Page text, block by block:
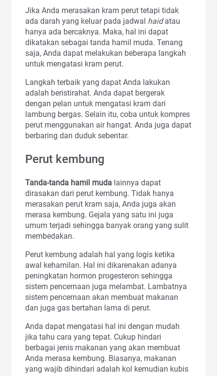
Jika Anda merasakan kram perut tetapi tidak
ada darah yang keluar pada jadwal haidatau
hanya ada bercaknya. Maka, hal ini dapat
dikatakan sebagai tanda hamil muda. Tenang
saja, Anda dapat melakukan beberapa langkah
untuk mengatasi kram perut.
Langkah terbaik yang dapat Anda lakukan
adalah beristirahat. Anda dapat bergerak
dengan pelan untuk mengatasi kram dari
lambung bergas. Selain itu, coba untuk kompres
perut menggunakan air hangat. Anda juga dapat
berbaring dan duduk sebentar.
Perut kembung
Tanda-tanda hamil muda lainnya dapat
dirasakan dari perut kembung. Tidak hanya
merasakan perut kram saja, Anda juga akan
merasa kembung. Gejala yang satu ini juga
umum terjadi sehingga banyak orang yang sulit
membedakan.
Perut kembung adalah hal yang logis ketika
awal kehamilan. Hal ini dikarenakan adanya
peningkatan hormon progesteron sehingga
sistem pencernaan juga melambat. Lambatnya
sistem pencernaan akan membuat makanan
dan juga gas bertahan lama di perut.
Anda dapat mengatasi hal ini dengan mudah
jika tahu cara yang tepat. Cukup hindari
berbagai jenis makanan yang akan membuat
Anda merasa kembung. Biasanya, makanan
yang wajib dihindari adalah kol kemudian kubis